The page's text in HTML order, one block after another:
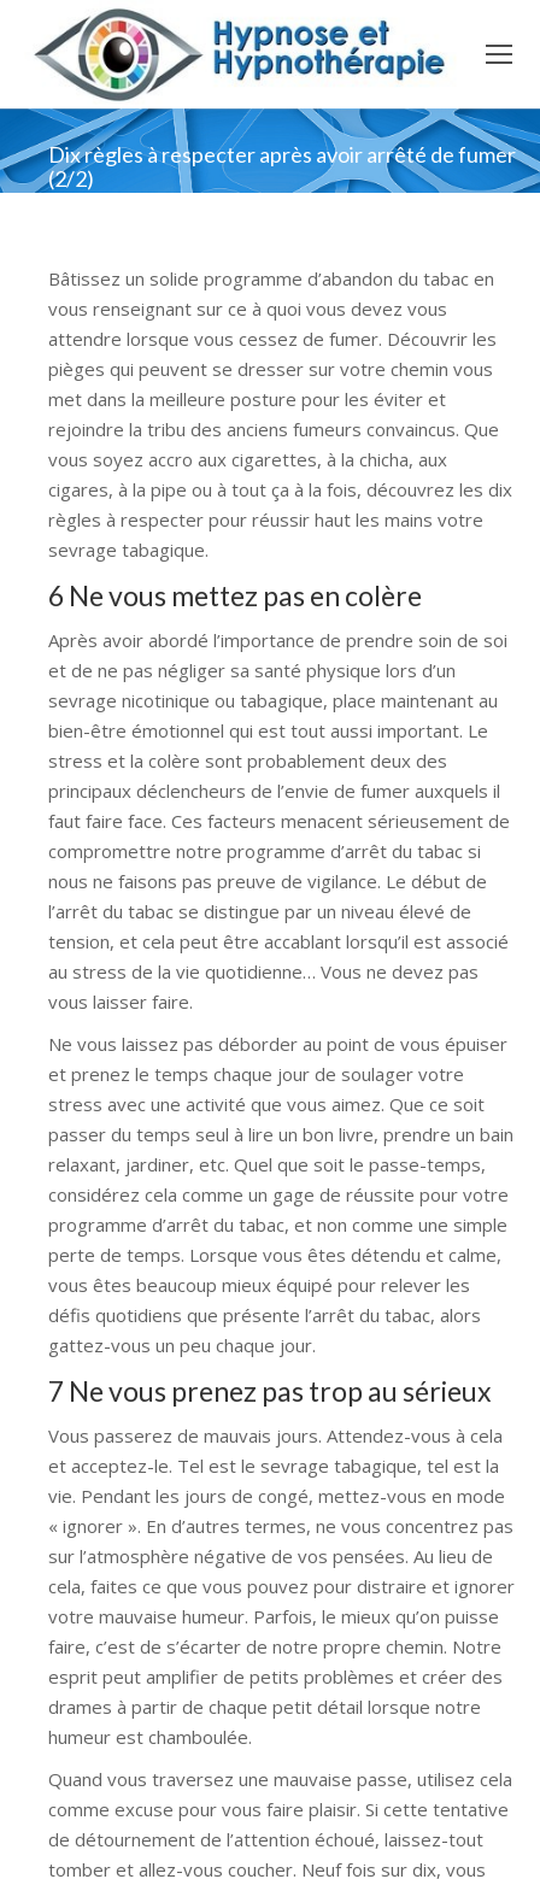
Dix règles à respecter après avoir arrêté de fumer
(2/2)
Bâtissez un solide programme d’abandon du tabac en
vous renseignant sur ce à quoi vous devez vous
attendre lorsque vous cessez de fumer. Découvrir les
pièges qui peuvent se dresser sur votre chemin vous
met dans la meilleure posture pour les éviter et
rejoindre la tribu des anciens fumeurs convaincus. Que
vous soyez accro aux cigarettes, à la chicha, aux
cigares, à la pipe ou à tout ça à la fois, découvrez les dix
règles à respecter pour réussir haut les mains votre
sevrage tabagique.
6 Ne vous mettez pas en colère
Après avoir abordé l’importance de prendre soin de soi
et de ne pas négliger sa santé physique lors d’un
sevrage nicotinique ou tabagique, place maintenant au
bien-être émotionnel qui est tout aussi important. Le
stress et la colère sont probablement deux des
principaux déclencheurs de l’envie de fumer auxquels il
faut faire face. Ces facteurs menacent sérieusement de
compromettre notre programme d’arrêt du tabac si
nous ne faisons pas preuve de vigilance. Le début de
l’arrêt du tabac se distingue par un niveau élevé de
tension, et cela peut être accablant lorsqu’il est associé
au stress de la vie quotidienne… Vous ne devez pas
vous laisser faire.
Ne vous laissez pas déborder au point de vous épuiser
et prenez le temps chaque jour de soulager votre
stress avec une activité que vous aimez. Que ce soit
passer du temps seul à lire un bon livre, prendre un bain
relaxant, jardiner, etc. Quel que soit le passe-temps,
considérez cela comme un gage de réussite pour votre
programme d’arrêt du tabac, et non comme une simple
perte de temps. Lorsque vous êtes détendu et calme,
vous êtes beaucoup mieux équipé pour relever les
défis quotidiens que présente l’arrêt du tabac, alors
gattez-vous un peu chaque jour.
7 Ne vous prenez pas trop au sérieux
Vous passerez de mauvais jours. Attendez-vous à cela
et acceptez-le. Tel est le sevrage tabagique, tel est la
vie. Pendant les jours de congé, mettez-vous en mode
« ignorer ». En d’autres termes, ne vous concentrez pas
sur l’atmosphère négative de vos pensées. Au lieu de
cela, faites ce que vous pouvez pour distraire et ignorer
votre mauvaise humeur. Parfois, le mieux qu’on puisse
faire, c’est de s’écarter de notre propre chemin. Notre
esprit peut amplifier de petits problèmes et créer des
drames à partir de chaque petit détail lorsque notre
humeur est chamboulée.
Quand vous traversez une mauvaise passe, utilisez cela
comme excuse pour vous faire plaisir. Si cette tentative
de détournement de l’attention échoué, laissez-tout
tomber et allez-vous coucher. Neuf fois sur dix, vous